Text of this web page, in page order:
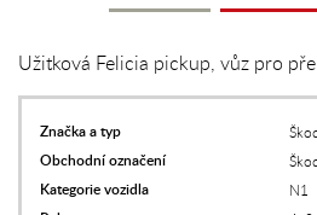
Značka a typ
Obchodní označení
Kategorie vozidla N1
Užitková Felicia pickup, vůz pro